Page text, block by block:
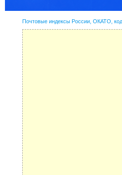
Почтовые индексы России, ОКАТО,